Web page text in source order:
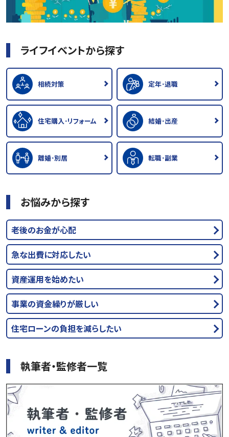
ライフイベントから探す
相続対策 定年･退職
住宅購入･リフォーム 結婚･出産
離婚･別居 転職･副業
お悩みから探す
老後のお金が心配
急な出費に対応したい
資産運用を始めたい
事業の資金繰りが厳しい
住宅ローンの負担を減らしたい
執筆者・監修者一覧